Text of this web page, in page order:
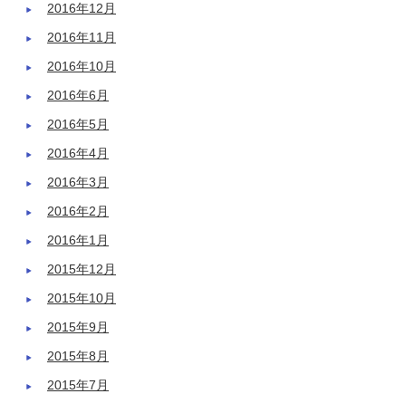
2016年12月
2016年11月
2016年10月
2016年6月
2016年5月
2016年4月
2016年3月
2016年2月
2016年1月
2015年12月
2015年10月
2015年9月
2015年8月
2015年7月